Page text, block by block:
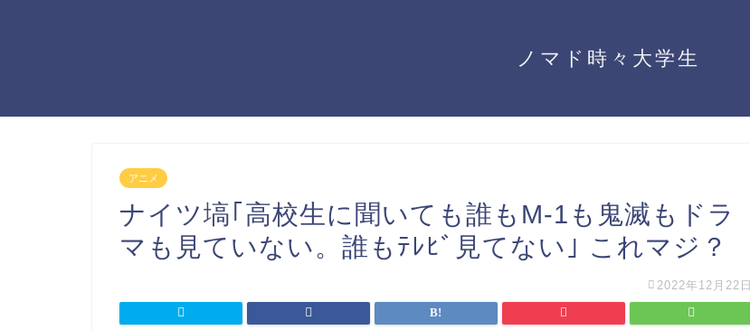
ノマド時々大学生
アニメ
ナイツ塙｢高校生に聞いても誰もM-1も鬼滅もドラ
マも見ていない。誰もﾃﾚﾋﾞ見てない｣ これマジ？
2022年12月22日